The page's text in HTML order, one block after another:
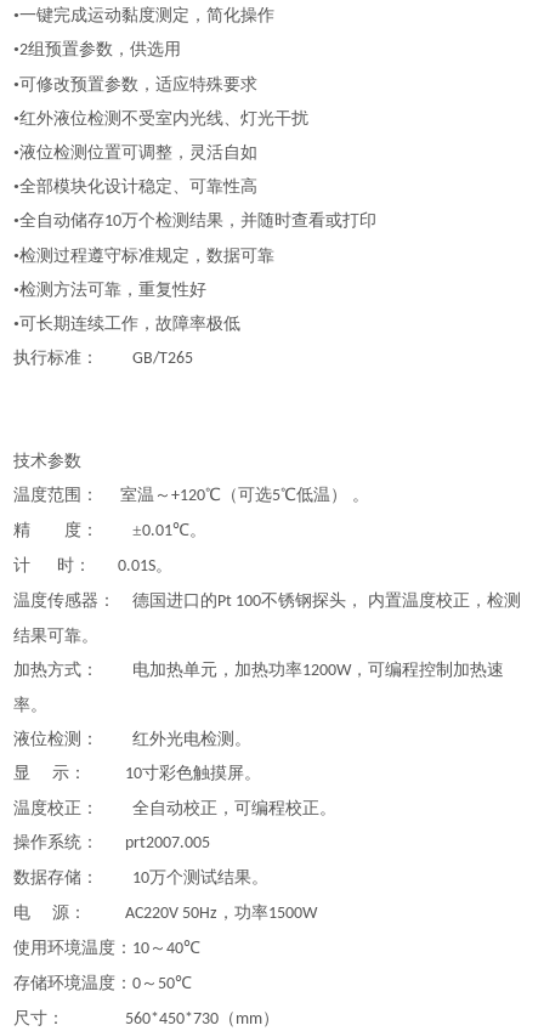
•一键完成运动黏度测定，简化操作
•2组预置参数，供选用
•可修改预置参数，适应特殊要求
•红外液位检测不受室内光线、灯光干扰
•液位检测位置可调整，灵活自如
•全部模块化设计稳定、可靠性高
•全自动储存10万个检测结果，并随时查看或打印
•检测过程遵守标准规定，数据可靠
•检测方法可靠，重复性好
•可长期连续工作，故障率极低
执行标准：GB/T265
技术参数
温度范围：
室温～+120℃（可选5℃低温） 。
精 度：±0.01℃。
计
时： 0.01S。
温度传感器： 德国进口的Pt 100不锈钢探头， 内置温度校正，检测
结果可靠。
加热方式： 电加热单元，加热功率1200W，可编程控制加热速
率。
液位检测： 红外光电检测。
显
示： 10寸彩色触摸屏。
温度校正： 全自动校正，可编程校正。
操作系统：
prt2007.005
数据存储： 10万个测试结果。
电
源： AC220V 50Hz ，功率1500W
使用环境温度： 10 ～40℃
存储环境温度：0 ～ 50℃
尺寸：
560*450*730 （ mm）